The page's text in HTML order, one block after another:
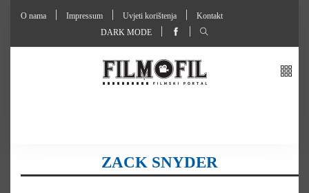
O nama Impressum Uvjeti korištenja
Kontakt
DARK MODE
ZACK SNYDER